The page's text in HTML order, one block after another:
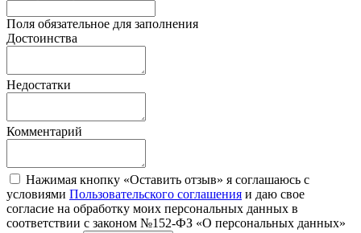
Поля обязательное для заполнения
Достоинства
Недостатки
Комментарий
Нажимая кнопку «Оставить отзыв» я соглашаюсь с
условиями Пользовательского соглашения и даю свое
согласие на обработку моих персональных данных в
соответствии с законом №152-ФЗ «О персональных данных»